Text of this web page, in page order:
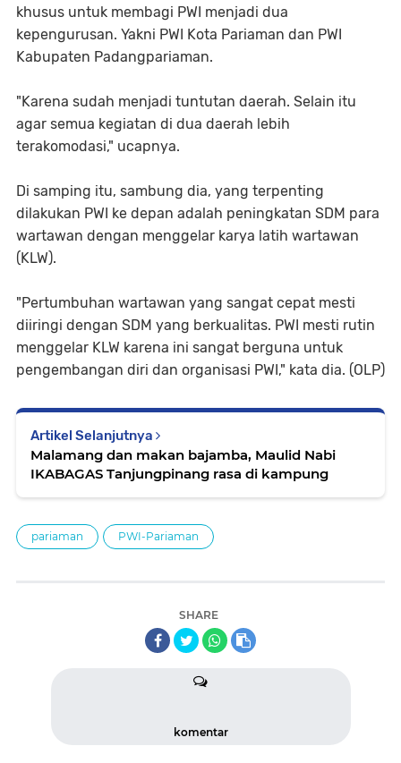
khusus untuk membagi PWI menjadi dua
kepengurusan. Yakni PWI Kota Pariaman dan PWI
Kabupaten Padangpariaman.
"Karena sudah menjadi tuntutan daerah. Selain itu
agar semua kegiatan di dua daerah lebih
terakomodasi," ucapnya.
Di samping itu, sambung dia, yang terpenting
dilakukan PWI ke depan adalah peningkatan SDM para
wartawan dengan menggelar karya latih wartawan
(KLW).
"Pertumbuhan wartawan yang sangat cepat mesti
diiringi dengan SDM yang berkualitas. PWI mesti rutin
menggelar KLW karena ini sangat berguna untuk
pengembangan diri dan organisasi PWI," kata dia. (OLP)
Artikel Selanjutnya
Malamang dan makan bajamba, Maulid Nabi
IKABAGAS Tanjungpinang rasa di kampung
pariaman PWI-Pariaman
SHARE
komentar